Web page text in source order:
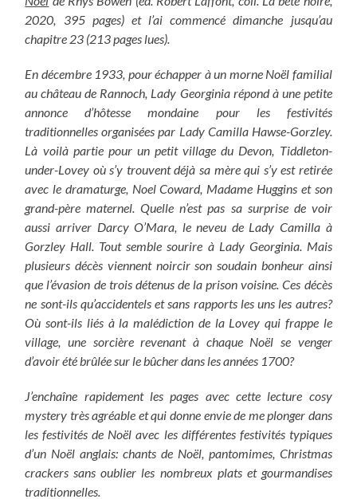
2020, 395 pages) et l’ai commencé dimanche jusqu’au
chapitre 23 (213 pages lues).
En décembre 1933, pour échapper à un morne Noël familial
au château de Rannoch, Lady Georginia répond à une petite
annonce d’hôtesse mondaine pour les festivités
traditionnelles organisées par Lady Camilla Hawse-Gorzley.
Là voilà partie pour un petit village du Devon, Tiddleton-
under-Lovey où s’y trouvent déjà sa mère qui s’y est retirée
avec le dramaturge, Noel Coward, Madame Huggins et son
grand-père maternel. Quelle n’est pas sa surprise de voir
aussi arriver Darcy O’Mara, le neveu de Lady Camilla à
Gorzley Hall. Tout semble sourire à Lady Georginia. Mais
plusieurs décès viennent noircir son soudain bonheur ainsi
que l’évasion de trois détenus de la prison voisine. Ces décès
ne sont-ils qu’accidentels et sans rapports les uns les autres?
Où sont-ils liés à la malédiction de la Lovey qui frappe le
village, une sorcière revenant à chaque Noël se venger
d’avoir été brûlée sur le bûcher dans les années 1700?
J’enchaîne rapidement les pages avec cette lecture cosy
mystery très agréable et qui donne envie de me plonger dans
les festivités de Noël avec les différentes festivités typiques
d’un Noël anglais: chants de Noël, pantomimes, Christmas
crackers sans oublier les nombreux plats et gourmandises
traditionnelles.